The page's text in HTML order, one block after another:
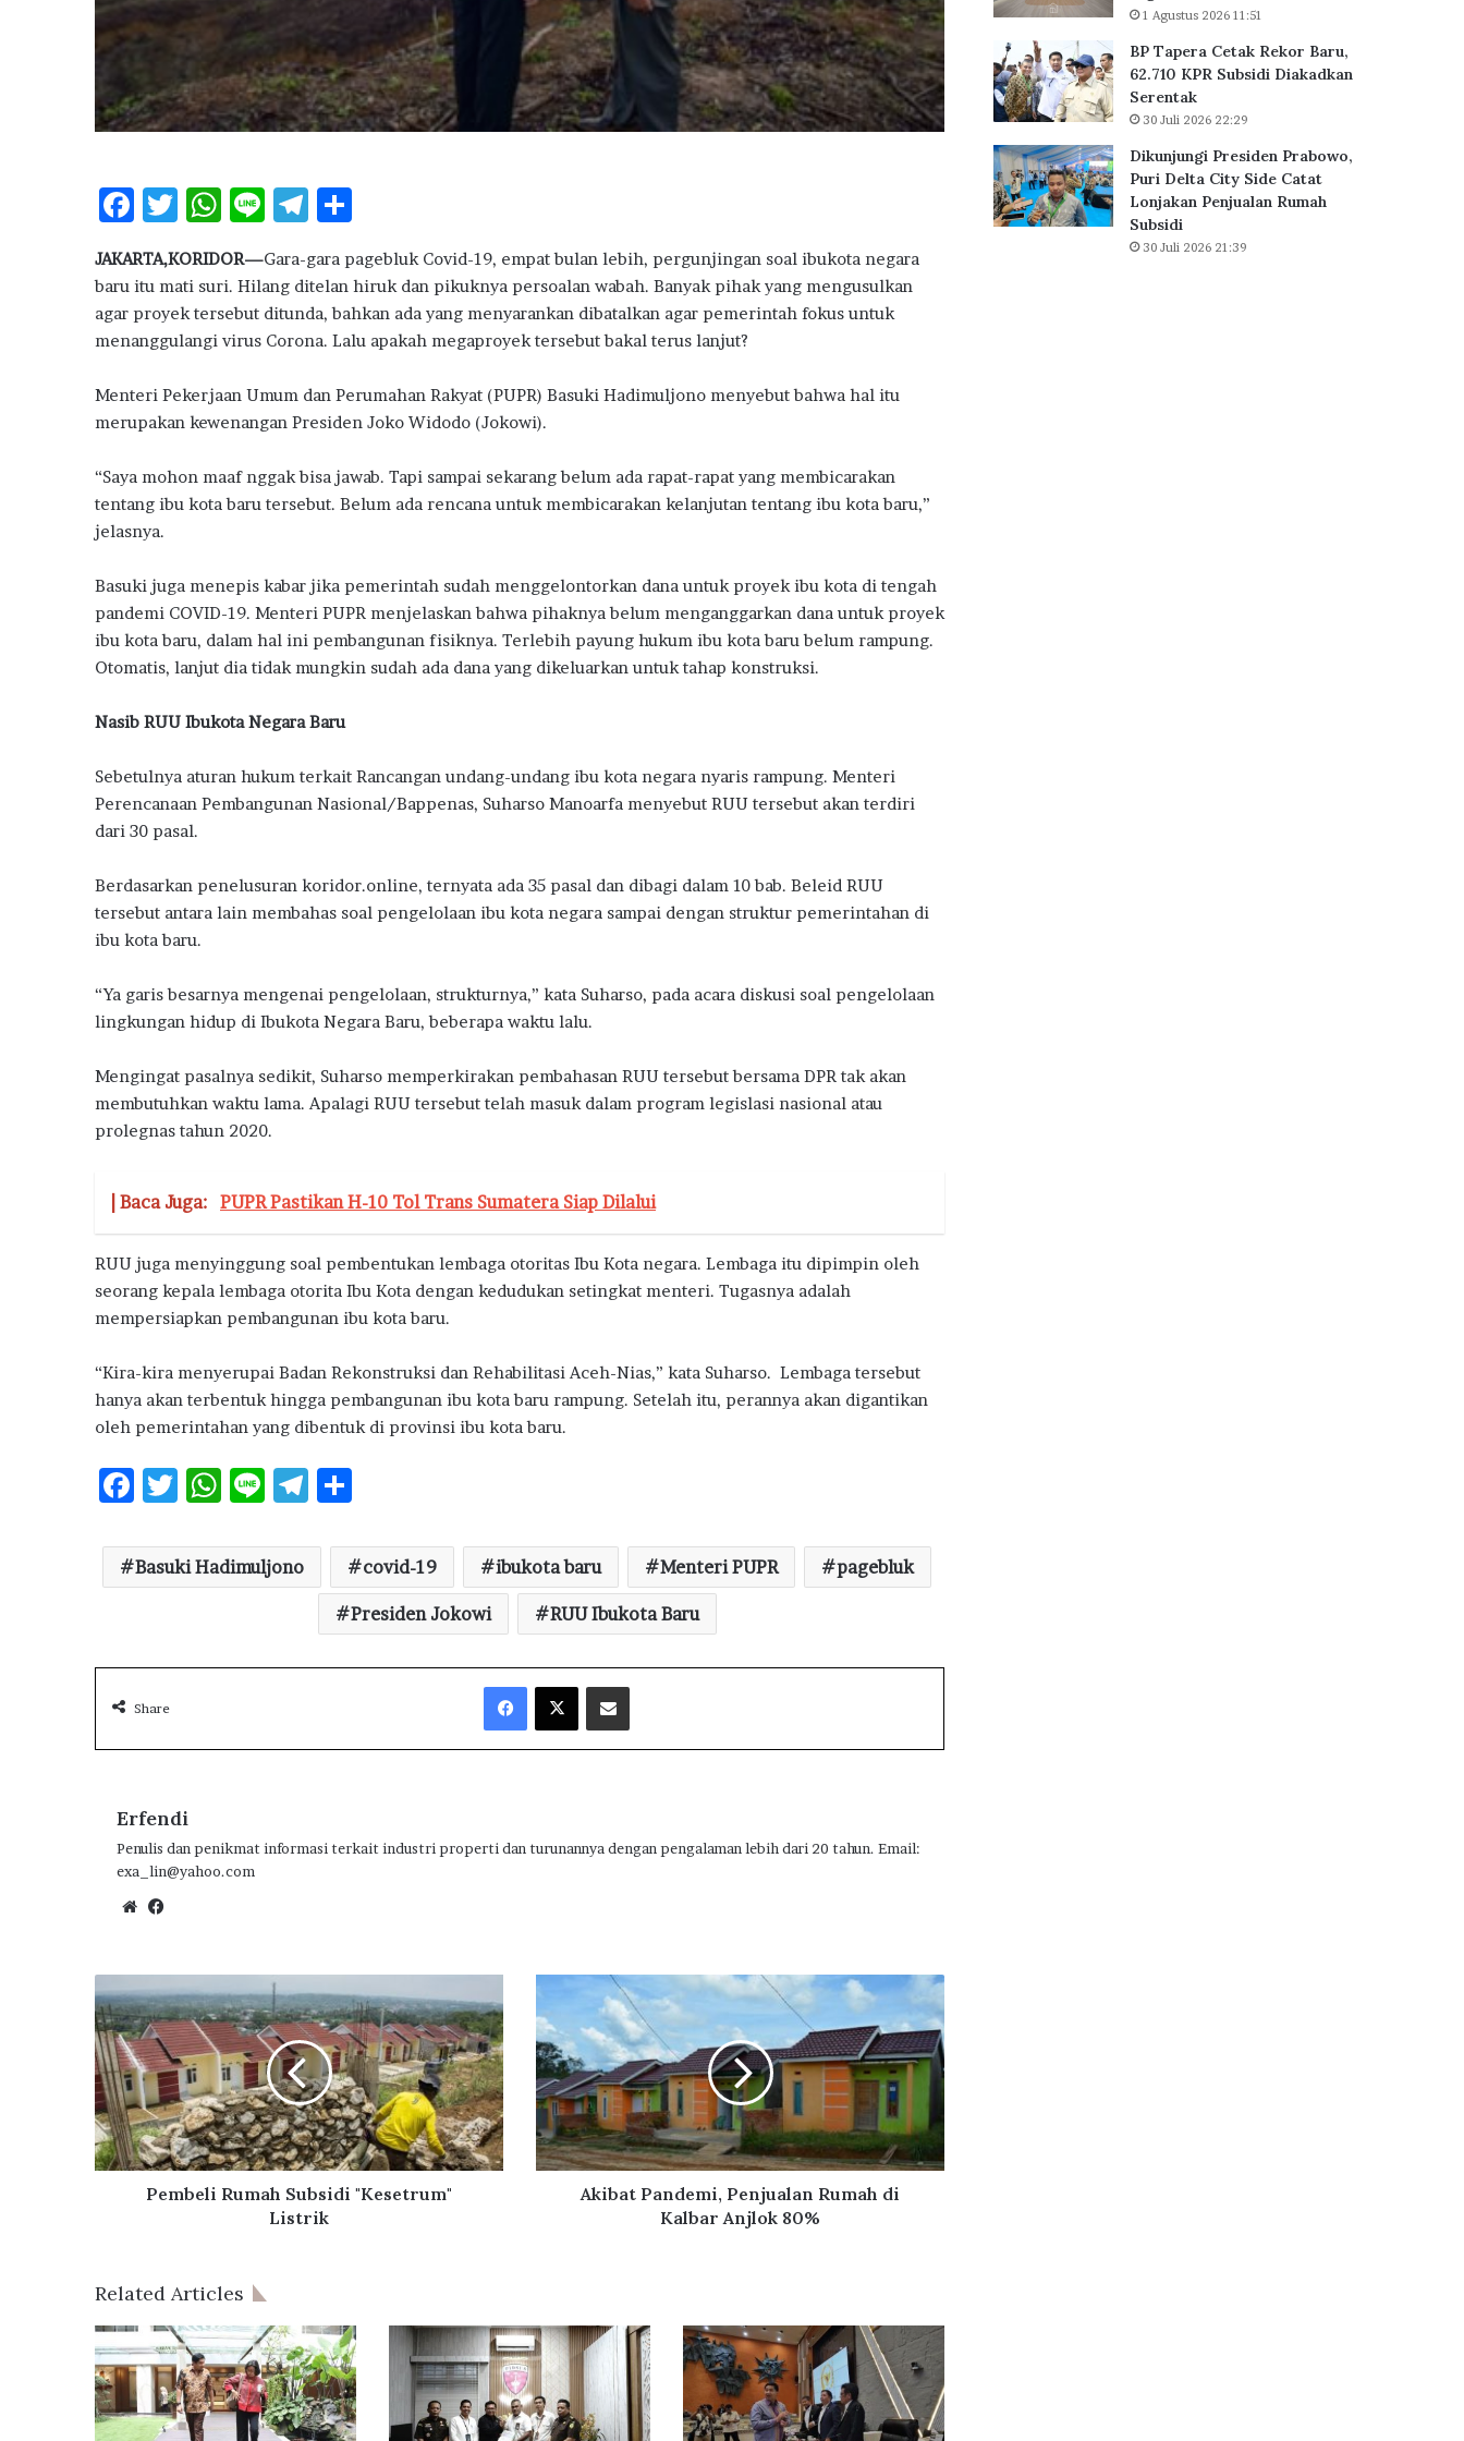
F
e
b
o
k
T
it
te
r
W
at
s
A
p
Li
e
T
e
g
ra
m
ar
e
JAKARTA,KORIDOR—Gara-gara pagebluk Covid-19, empat bulan lebih, pergunjingan soal ibukota negara
baru itu mati suri. Hilang ditelan hiruk dan pikuknya persoalan wabah. Banyak pihak yang mengusulkan
agar proyek tersebut ditunda, bahkan ada yang menyarankan dibatalkan agar pemerintah fokus untuk
menanggulangi virus Corona. Lalu apakah megaproyek tersebut bakal terus lanjut?
Menteri Pekerjaan Umum dan Perumahan Rakyat (PUPR) Basuki Hadimuljono menyebut bahwa hal itu
merupakan kewenangan Presiden Joko Widodo (Jokowi).
“Saya mohon maaf nggak bisa jawab. Tapi sampai sekarang belum ada rapat-rapat yang membicarakan
tentang ibu kota baru tersebut. Belum ada rencana untuk membicarakan kelanjutan tentang ibu kota baru,”
jelasnya.
Basuki juga menepis kabar jika pemerintah sudah menggelontorkan dana untuk proyek ibu kota di tengah
pandemi COVID-19. Menteri PUPR menjelaskan bahwa pihaknya belum menganggarkan dana untuk proyek
ibu kota baru, dalam hal ini pembangunan fisiknya. Terlebih payung hukum ibu kota baru belum rampung.
Otomatis, lanjut dia tidak mungkin sudah ada dana yang dikeluarkan untuk tahap konstruksi.
Nasib RUU Ibukota Negara Baru
Sebetulnya aturan hukum terkait Rancangan undang-undang ibu kota negara nyaris rampung. Menteri
Perencanaan Pembangunan Nasional/Bappenas, Suharso Manoarfa menyebut RUU tersebut akan terdiri
dari 30 pasal.
Berdasarkan penelusuran koridor.online, ternyata ada 35 pasal dan dibagi dalam 10 bab. Beleid RUU
tersebut antara lain membahas soal pengelolaan ibu kota negara sampai dengan struktur pemerintahan di
ibu kota baru.
“Ya garis besarnya mengenai pengelolaan, strukturnya,” kata Suharso, pada acara diskusi soal pengelolaan
lingkungan hidup di Ibukota Negara Baru, beberapa waktu lalu.
Mengingat pasalnya sedikit, Suharso memperkirakan pembahasan RUU tersebut bersama DPR tak akan
membutuhkan waktu lama. Apalagi RUU tersebut telah masuk dalam program legislasi nasional atau
prolegnas tahun 2020.
| Baca Juga: PUPR Pastikan H-10 Tol Trans Sumatera Siap Dilalui
RUU juga menyinggung soal pembentukan lembaga otoritas Ibu Kota negara. Lembaga itu dipimpin oleh
seorang kepala lembaga otorita Ibu Kota dengan kedudukan setingkat menteri. Tugasnya adalah
mempersiapkan pembangunan ibu kota baru.
“Kira-kira menyerupai Badan Rekonstruksi dan Rehabilitasi Aceh-Nias,” kata Suharso. Lembaga tersebut
hanya akan terbentuk hingga pembangunan ibu kota baru rampung. Setelah itu, perannya akan digantikan
oleh pemerintahan yang dibentuk di provinsi ibu kota baru.
F
e
b
o
k
T
it
te
W
at
s
p
Li
e
T
e
g
ra
m
ar
e
Basuki Hadimuljono covid-19 ibukota baru Menteri PUPR pagebluk
Presiden Jokowi RUU Ibukota Baru
Share
Facebook
X Share via Email
Erfendi
Penulis dan penikmat informasi terkait industri properti dan turunannya dengan pengalaman lebih dari 20 tahun. Email:
exa_lin@yahoo.com
Website
Rumah
Subsidi
"Kesetrum"
Listrik
Pembeli Rumah Subsidi "Kesetrum"
Listrik
Akibat
Pandemi,
Penjualan
Rumah
di
Kalbar
Anjlok
80%
Akibat Pandemi, Penjualan Rumah di
Kalbar Anjlok 80%
Related Articles
1 Agustus 2026 11:51
BP Tapera Cetak Rekor Baru,
62.710 KPR Subsidi Diakadkan
Serentak
30 Juli 2026 22:29
Dikunjungi Presiden Prabowo,
Puri Delta City Side Catat
Lonjakan Penjualan Rumah
Subsidi
30 Juli 2026 21:39